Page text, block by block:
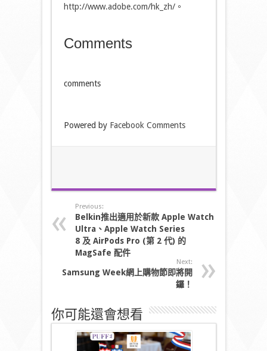
http://www.adobe.com/hk_zh/。
Comments
comments
Powered by Facebook Comments
Previous:
Belkin推出適用於新款Apple Watch
Ultra、 Apple Watch Series
8 及AirPods Pro (第2 代) 的
MagSafe 配件
Next:
Samsung Week網上購物節即將開
鑼！
你可能還會想看